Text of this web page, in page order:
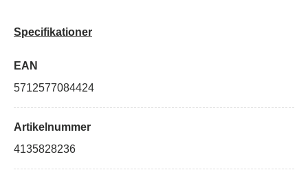
Specifikationer
EAN
5712577084424
Artikelnummer
4135828236